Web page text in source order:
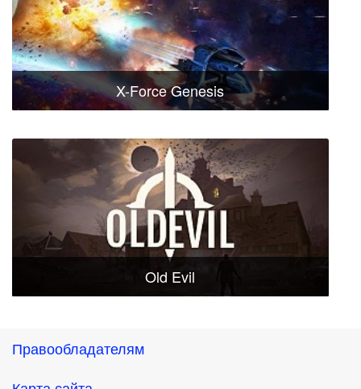
X-Force Genesis
Old Evil
Правообладателям